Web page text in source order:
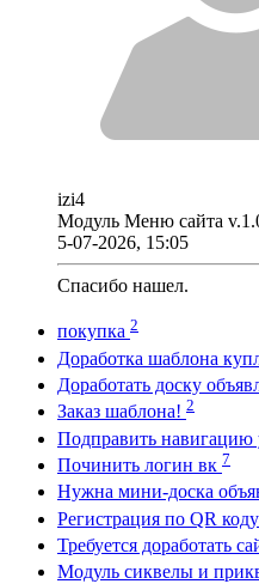
izi4
Модуль Меню сайта
5-07-2026, 15:05
Спасибо нашел.
покупка 2
Доработка шаблона
Доработать доску
Заказ шаблона! 2
Подправить навигацию
Починить логин вк 7
Нужна мини-доска
Регистрация по QR коду
Требуется доработать
Модуль сиквелы и